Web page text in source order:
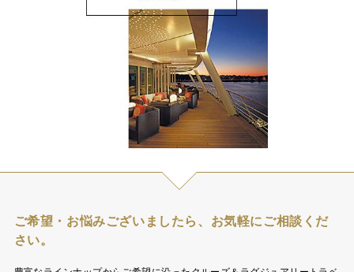
ご希望・お悩みございましたら、お気軽にご相談くだ
さい。